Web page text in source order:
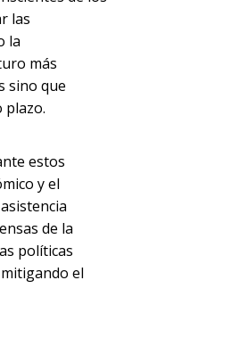
las
la
más
sino que
plazo.
estos
y el
de la
políticas
el